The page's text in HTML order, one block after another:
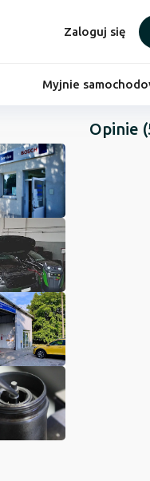
Zaloguj się
Myjnie
Opinie